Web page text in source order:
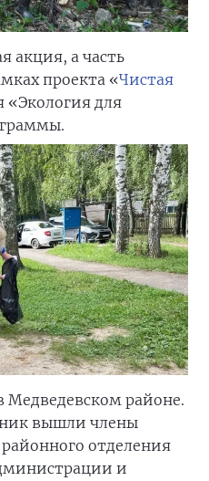
акция, а часть
проекта «Чистая
«Экология для
Медведевском районе.
вышли члены
отделения
и